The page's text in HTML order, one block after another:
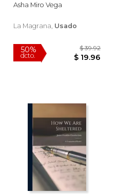
50%
dcto. $
Asha Miro Vega
La Magrana, Usado